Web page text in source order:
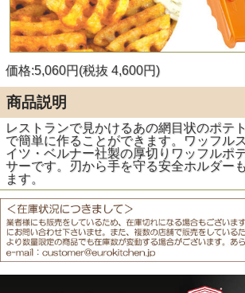
価格:5,060円(税抜 4,600円)
商品説明
レストランで見かけるあの網目状のポテ
で簡単に作ることができます。ワッフル
イツ・ベルナー社製の厚切りワッフルポ
サーです。刃から手を守る安全ホルダー
ます。